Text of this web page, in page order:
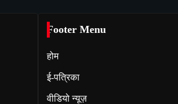
Footer Menu
होम
ई-पत्रिका
वीडियो न्यूज़